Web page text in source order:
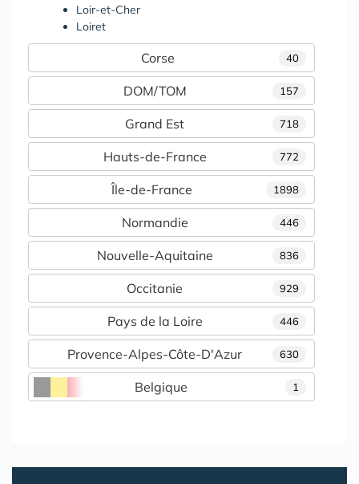
Loir-et-Cher
Loiret
40
Corse
157
DOM/TOM
718
Grand Est
772
Hauts-de-France
1898
Île-de-France
446
Normandie
836
Nouvelle-Aquitaine
929
Occitanie
446
Pays de la Loire
630
Provence-Alpes-Côte-D'Azur
Belgique 1